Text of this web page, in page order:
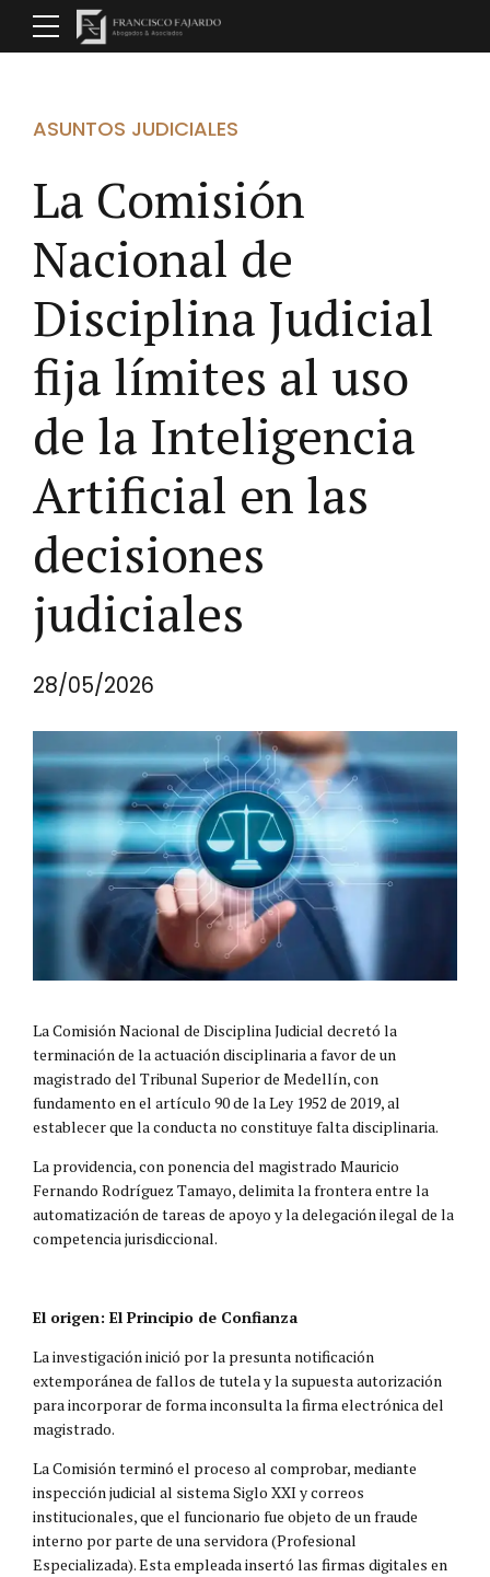
ASUNTOS JUDICIALES
La Comisión
Nacional de
Disciplina Judicial
fija límites al uso
de la Inteligencia
Artificial en las
decisiones
judiciales
28/05/2026
La Comisión Nacional de Disciplina Judicial decretó la
terminación de la actuación disciplinaria a favor de un
magistrado del Tribunal Superior de Medellín, con
fundamento en el artículo 90 de la Ley 1952 de 2019, al
establecer que la conducta no constituye falta disciplinaria.
La providencia, con ponencia del magistrado Mauricio
Fernando Rodríguez Tamayo, delimita la frontera entre la
automatización de tareas de apoyo y la delegación ilegal de la
competencia jurisdiccional.
El origen: El Principio de Confianza
La investigación inició por la presunta notificación
extemporánea de fallos de tutela y la supuesta autorización
para incorporar de forma inconsulta la firma electrónica del
magistrado.
La Comisión terminó el proceso al comprobar, mediante
inspección judicial al sistema Siglo XXI y correos
institucionales, que el funcionario fue objeto de un fraude
interno por parte de una servidora (Profesional
Especializada). Esta empleada insertó las firmas digitales en